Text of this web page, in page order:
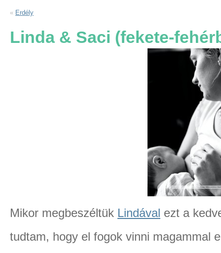
« Erdély
Linda & Saci (fekete-
Mikor megbeszéltük Lindával ezt a
tudtam, hogy el fogok vinni magammal